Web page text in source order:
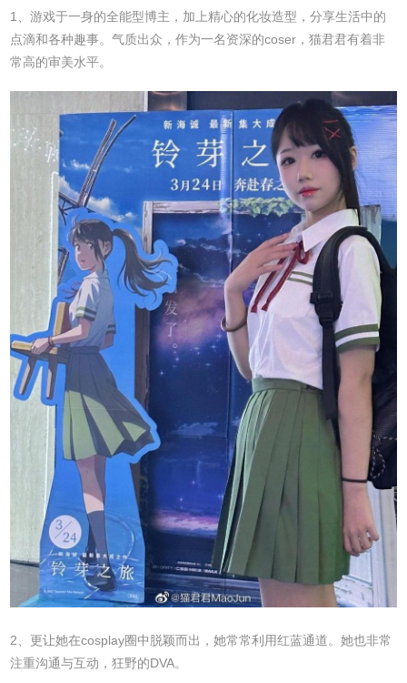
1、游戏于一身的全能型博主，加上精心的化妆造型，分享生活中的
点滴和各种趣事。气质出众，作为一名资深的coser，猫君君有着非
常高的审美水平。
2、更让她在cosplay圈中脱颖而出，她常常利用红蓝通道。她也非常
注重沟通与互动，狂野的DVA。